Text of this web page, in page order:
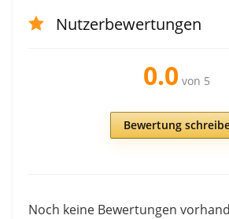
Nutzerbewertungen
0.0 von 5
Bewertung
Noch keine Bewertungen